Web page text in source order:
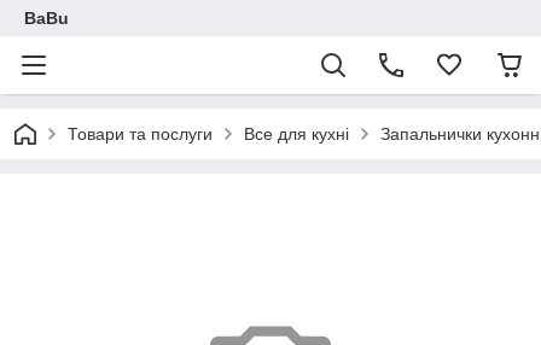
BaBu
Товари та послуги Все для кухні Запальнички